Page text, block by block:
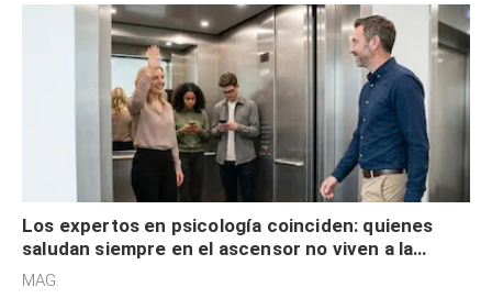
Los expertos en psicología coinciden: quienes
saludan siempre en el ascensor no viven a la
defensiva y tienen apertura social
MAG.